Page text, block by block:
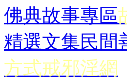
佛典故事專區
精選文集民間
方式戒邪淫網